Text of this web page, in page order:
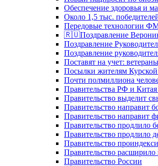
Обеспечение здоровья и
Около 1,5 тыс.
Передовые технологии
🇷🇺Поздравление
Поздравление
Поздравление
Поставят на учет:
Посылки жителям Курской
Почти полмиллиона
Правительства РФ и Китая
Правительство выделит
Правительство направит
Правительство направит
Правительство продлило
Правительство продлило
Правительство
Правительство
Правительство России